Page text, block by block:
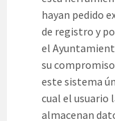
hayan pedido
de registro y
el
su
este sistema
cual el usuario
almacenan